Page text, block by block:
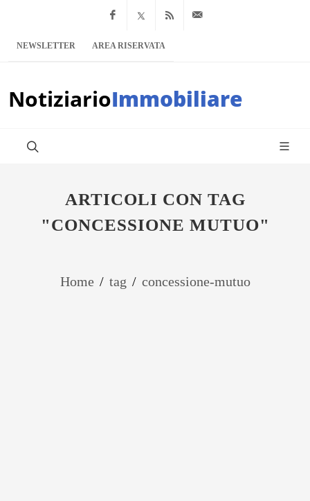
Facebook
x.com Feed RSS
NEWSLETTER AREA RISERVATA
NotiziarioImmobiliare
ARTICOLI CON TAG
"CONCESSIONE MUTUO"
Home / tag / concessione-mutuo